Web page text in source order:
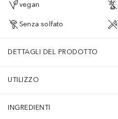
vegan
Senza solfato
DETTAGLI DEL PRODOTTO
UTILIZZO
INGREDIENTI